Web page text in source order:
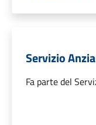
Servizio
Fa parte del